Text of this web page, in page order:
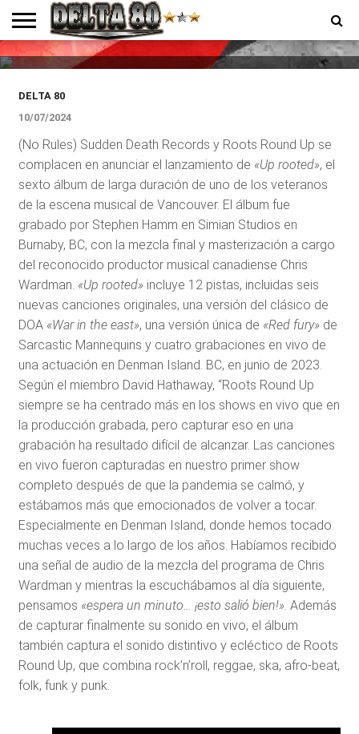
ENTREVISTAS
PREMIOS
PRODUCCIONES
PROGRAMACION
CONTACTO
HOMEPAGE
Roots Round Up lanza un nuevo
y ecléctico álbum «Up Rooted»
DELTA 80
10/07/2024
(No Rules) Sudden Death Records y Roots Round Up se
complacen en anunciar el lanzamiento de «Up rooted», el
sexto álbum de larga duración de uno de los veteranos
de la escena musical de Vancouver. El álbum fue
grabado por Stephen Hamm en Simian Studios en
Burnaby, BC, con la mezcla final y masterización a cargo
del reconocido productor musical canadiense Chris
Wardman. «Up rooted»incluye 12 pistas, incluidas seis
nuevas canciones originales, una versión del clásico de
DOA «War in the east», una versión única de «Red fury»de
Sarcastic Mannequins y cuatro grabaciones en vivo de
una actuación en Denman Island. BC, en junio de 2023.
Según el miembro David Hathaway, “Roots Round Up
siempre se ha centrado más en los shows en vivo que en
la producción grabada, pero capturar eso en una
grabación ha resultado difícil de alcanzar. Las canciones
en vivo fueron capturadas en nuestro primer show
completo después de que la pandemia se calmó, y
estábamos más que emocionados de volver a tocar.
Especialmente en Denman Island, donde hemos tocado
muchas veces a lo largo de los años. Habíamos recibido
una señal de audio de la mezcla del programa de Chris
Wardman y mientras la escuchábamos al día siguiente,
pensamos «espera un minuto… ¡esto salió bien!». Además
de capturar finalmente su sonido en vivo, el álbum
también captura el sonido distintivo y ecléctico de Roots
Round Up, que combina rock’n’roll, reggae, ska, afro-beat,
folk, funk y punk.